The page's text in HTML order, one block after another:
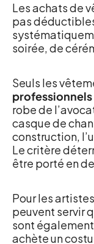
Les achats de
pas
soirée, de
Seuls les
professionnels
robe de
casque de
construction,
Le critère
être porté en
Pour les
peuvent servir
sont
achète un